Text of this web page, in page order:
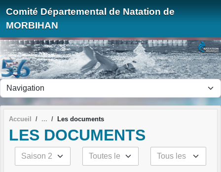
Comité Départemental de Natation de
MORBIHAN
Accueil Les documents
LES DOCUMENTS